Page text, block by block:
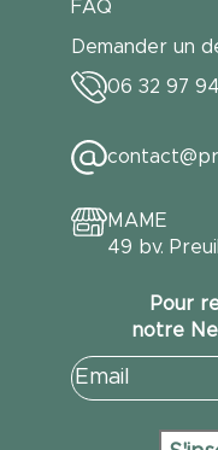
FAQ
Demander un
06 32 97
MAME
49 bv.
Pour
notre
E-